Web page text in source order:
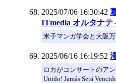
2025/07/06 16:30:42
ITmedia オルタナテ
米子マンガ学会と大阪
2025/06/16 16:19:52
ロカがコンサートのア
Unido! Jamás Será